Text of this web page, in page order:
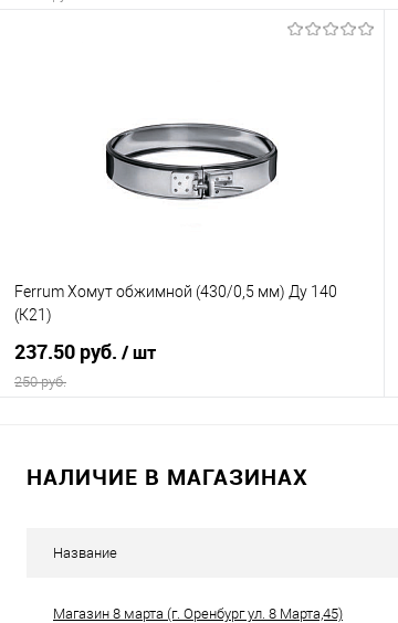
В избранное
В наличии
Ferrum Хомут обжимной (430/0,5 мм) Ду 140
(К21)
237.50 руб. / шт
250 руб.
НАЛИЧИЕ В МАГАЗИНАХ
Название
Магазин 8 марта (г. Оренбург ул. 8 Марта,45)